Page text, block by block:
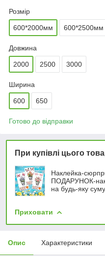
Розмір
600*2000мм 600*2500мм
Довжина
2000 2500 3000
Ширина
600 650
Готово до відправки
При купівлі цього
Наклейка-
ПОДАРУНОК-
на будь-яку суму
Приховати
Опис Характеристики